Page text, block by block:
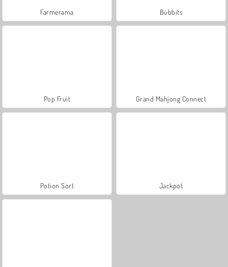
Farmerama Bubbits
Pop Fruit Grand Mahjong Connect
Potion Sort Jackpot